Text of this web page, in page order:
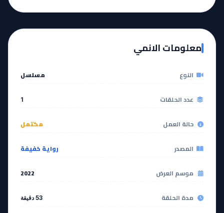
معلومات الانمي
النوع مسلسل
عدد الحلقات 1
حالة العمل مكتمل
المصدر رواية خفيفة
موسم العرض 2022
مدة الحلقة 53 دقيقة